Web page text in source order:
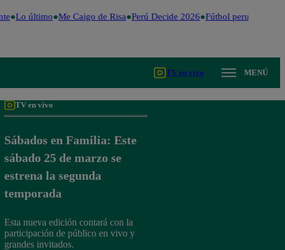
Lo último Me Caigo de Risa Perú Decide 2026 Fútbol peruano
TV en vivo MENÚ
TV en vivo
Sábados en Familia: Este
sábado 25 de marzo se
estrena la segunda
temporada
Esta nueva edición contará con la
participación de público en vivo y
grandes invitados.